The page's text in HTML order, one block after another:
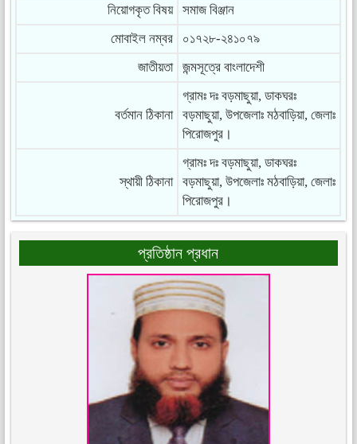
নিয়োগকৃত বিষয়
সমাজ বিঞ্জান
মোবাইল নম্বর
০১৭২৮-২৪১০৭৯
জাতীয়তা
জন্মসূত্রে বাংলাদেশী
বর্তমান ঠিকানা
গ্রামঃ দঃ বড়মাছুয়া, ডাকঘরঃ
বড়মাছুয়া, উপজেলাঃ মঠবাড়িয়া, জেলাঃ
পিরোজপুর।
স্থায়ী ঠিকানা
গ্রামঃ দঃ বড়মাছুয়া, ডাকঘরঃ
বড়মাছুয়া, উপজেলাঃ মঠবাড়িয়া, জেলাঃ
পিরোজপুর।
প্রতিষ্ঠান প্রধান